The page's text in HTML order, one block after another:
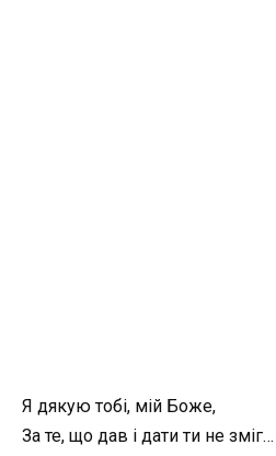
Я дякую тобі, мій Боже,
За те, що дав і дати ти не зміг…